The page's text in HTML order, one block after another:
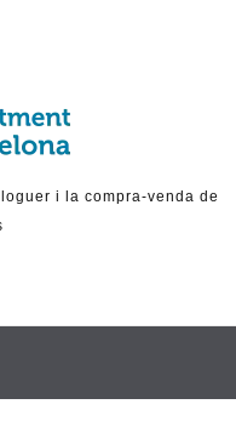
i la compra-venda de